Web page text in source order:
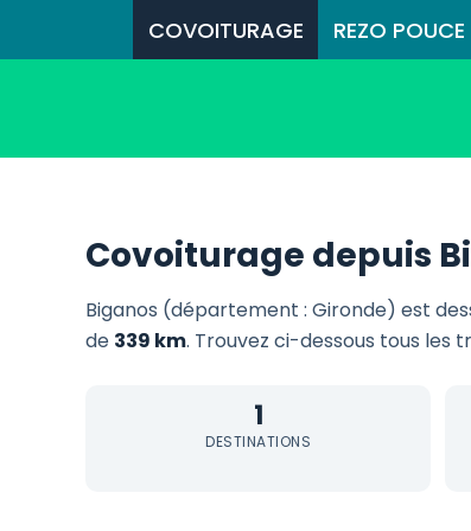
COVOITURAGE REZO POUCE
Covoiturage depuis
Biganos (département : Gironde) est
de 339 km. Trouvez ci-dessous tous les
1
DESTINATIONS